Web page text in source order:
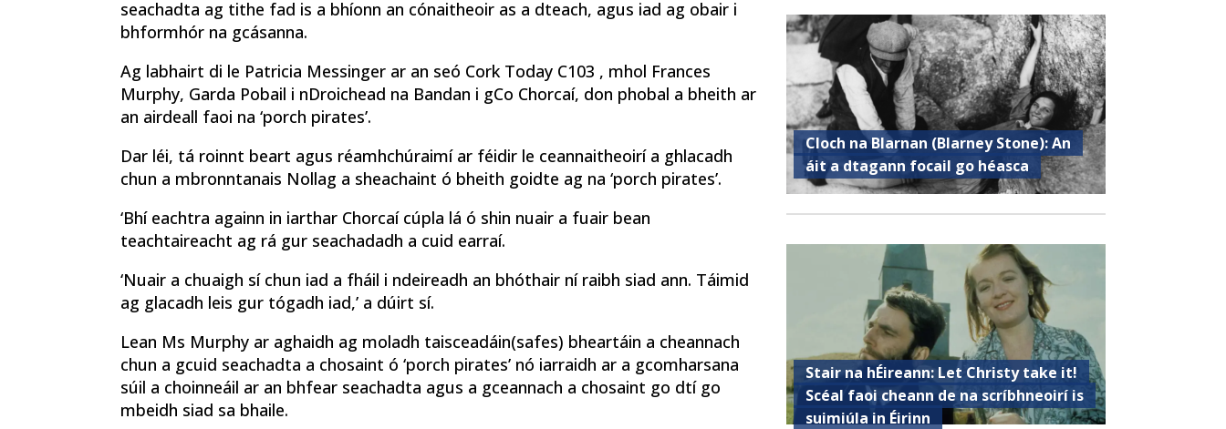
seachadta ag tithe fad is a bhíonn an cónaitheoir as a dteach, agus iad ag obair i
bhformhór na gcásanna.
Ag labhairt di le Patricia Messinger ar an seó Cork Today C103 , mhol Frances
Murphy, Garda Pobail i nDroichead na Bandan i gCo Chorcaí, don phobal a bheith ar
an airdeall faoi na ‘porch pirates’.
Dar léi, tá roinnt beart agus réamhchúraimí ar féidir le ceannaitheoirí a ghlacadh
chun a mbronntanais Nollag a sheachaint ó bheith goidte ag na ‘porch pirates’.
‘Bhí eachtra againn in iarthar Chorcaí cúpla lá ó shin nuair a fuair bean
teachtaireacht ag rá gur seachadadh a cuid earraí.
‘Nuair a chuaigh sí chun iad a fháil i ndeireadh an bhóthair ní raibh siad ann. Táimid
ag glacadh leis gur tógadh iad,’ a dúirt sí.
Lean Ms Murphy ar aghaidh ag moladh taisceadáin(safes) bheartáin a cheannach
chun a gcuid seachadta a chosaint ó ‘porch pirates’ nó iarraidh ar a gcomharsana
súil a choinneáil ar an bhfear seachadta agus a gceannach a chosaint go dtí go
mbeidh siad sa bhaile.
Cloch na Blarnan (Blarney Stone): An
áit a dtagann focail go héasca
Stair na hÉireann: Let Christy take it!
Scéal faoi cheann de na scríbhneoirí is
suimiúla in Éirinn